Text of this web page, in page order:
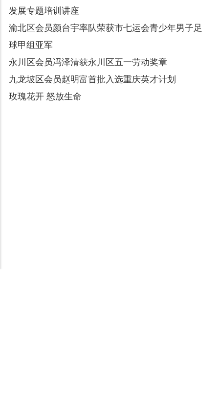
发展专题培训讲座
渝北区会员颜台宇率队荣获市七运会青少年男子足
球甲组亚军
永川区会员冯泽清获永川区五一劳动奖章
九龙坡区会员赵明富首批入选重庆英才计划
玫瑰花开 怒放生命